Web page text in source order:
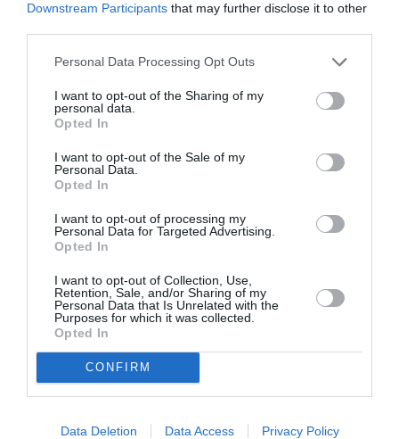
Downstream Participants that may further disclose it to other
Personal Data Processing Opt Outs
I want to opt-out of the Sharing of my
personal data.
Opted In
I want to opt-out of the Sale of my
Personal Data.
Opted In
I want to opt-out of processing my
Personal Data for Targeted Advertising.
Opted In
I want to opt-out of Collection, Use,
Retention, Sale, and/or Sharing of my
Personal Data that Is Unrelated with the
Purposes for which it was collected.
Opted In
CONFIRM
Data Deletion Data Access Privacy Policy
Vous avez apprécié l’article ?
Soutenez-nous, faites un don !